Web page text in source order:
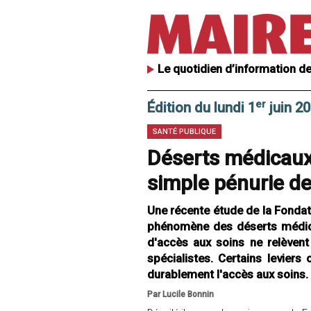
Le quotidien d’information
Édition du lundi 1 er juin
SANTÉ PUBLIQUE
Déserts
simple pénurie
Une récente étude de la
phénomène des déserts
d'accès aux soins ne
spécialistes. Certains leviers
durablement l'accès aux soins.
Par Lucile Bonnin